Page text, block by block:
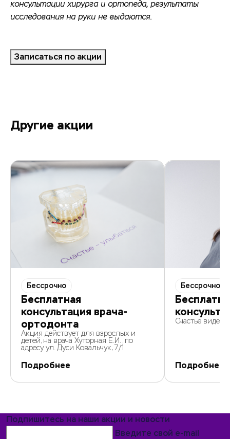
консультации хирурга и ортопеда, результаты
исследования на руки не выдаются.
Записаться по акции
Другие акции
Бессрочно
Бесплатная
консультация врача-
ортодонта
Акция действует для взрослых и
детей, на врача Хуторная Е.И., по
адресу ул. Дуси Ковальчук, 7/1
Подробнее
Бессрочно
Счастье
Подробнее
Подпишитесь на наши акции и новости
Введите свой e-mail